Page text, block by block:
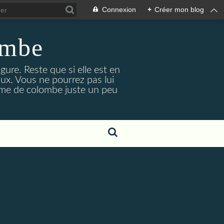
Connexion + Créer mon blog
Reste que si elle est en
Vous ne pourrez pas lui
de colombe juste un peu